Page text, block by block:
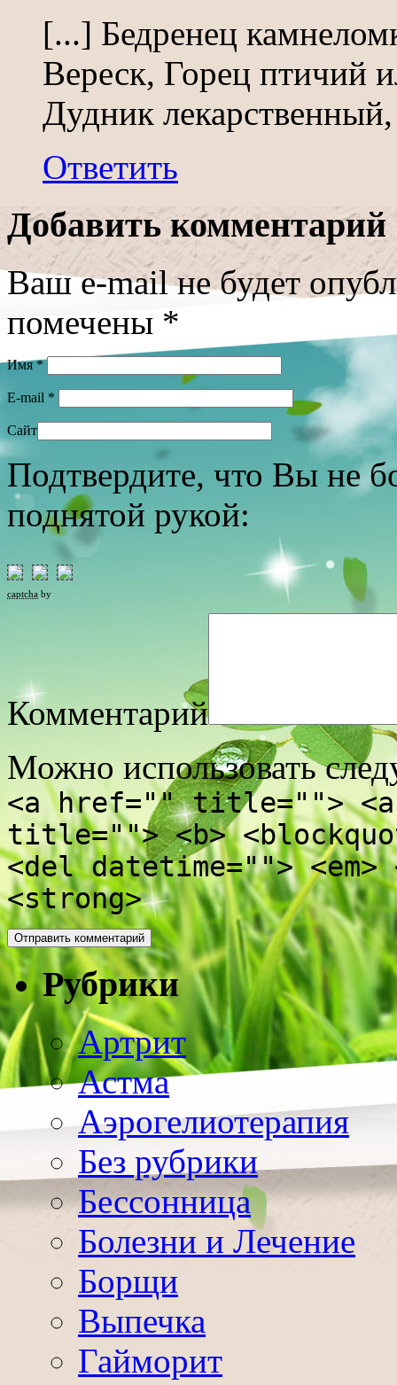
[...] Бедренец
Вереск, Горец птичий
Дудник
Ответить
Добавить комментарий
Ваш e-mail не будет
помечены *
Имя*
E-mail *
Сайт
Подтвердите, что Вы не
поднятой рукой:
captcha by
Комментарий
Можно использовать
<a href="" title="">
title=""> <b>
<del datetime="">
<strong>
Рубрики
Артрит
Астма
Аэрогелиотерапия
Без рубрики
Бессонница
Болезни и Лечение
Борщи
Выпечка
Гайморит